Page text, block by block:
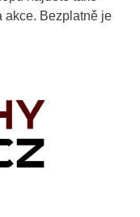
akce. Bezplatně je